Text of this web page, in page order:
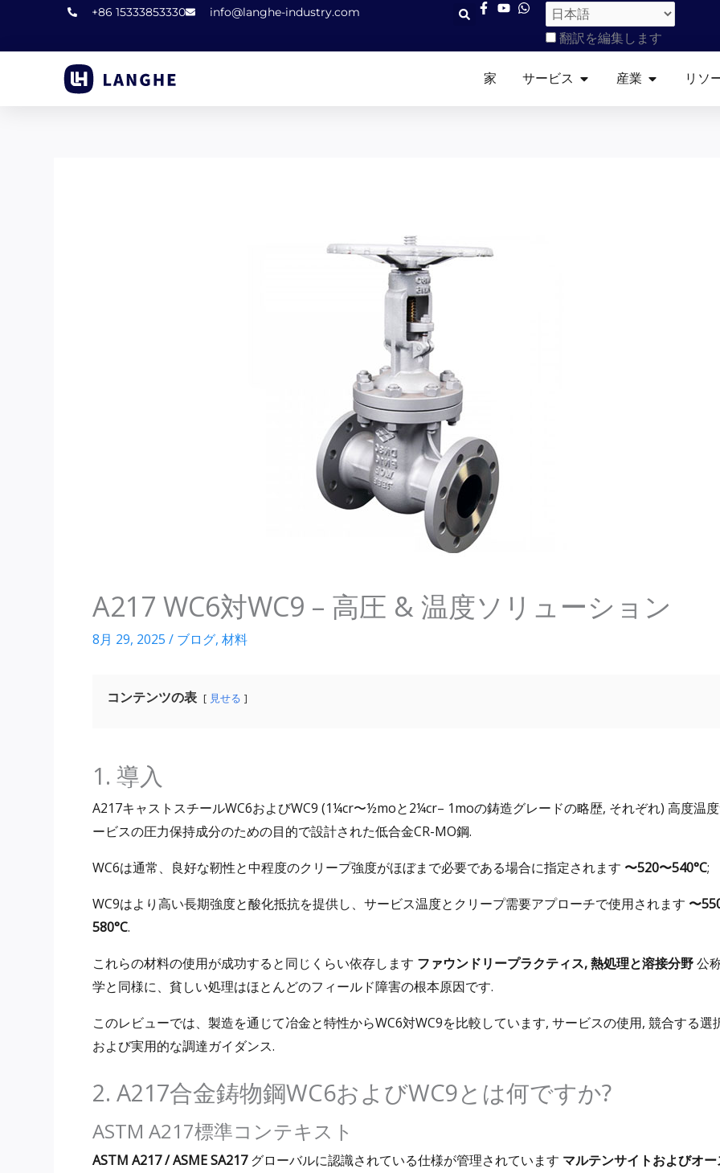
テ
+86 15333853330 info@langhe-industry.com
翻訳を編集します
家 サービス 開ける サービス
産業 開ける 産業
リソ
A217 WC6対WC9 – 高圧 & 温度ソリューション
8月 29, 2025 / ブログ, 材料
コンテンツの表 見せる
1. 導入
A217キャストスチールWC6およびWC9 (1¼cr〜½moと2¼cr– 1moの鋳造グレードの略歴, それぞれ) 高度温
ービスの圧力保持成分のための目的で設計された低合金CR-MO鋼.
WC6は通常、良好な靭性と中程度のクリープ強度がほぼまで必要である場合に指定されます 〜520〜540°C;
WC9はより高い長期強度と酸化抵抗を提供し、サービス温度とクリープ需要アプローチで使用されます 〜
580°C.
これらの材料の使用が成功すると同じくらい依存します ファウンドリープラクティス, 熱処理と溶接分野公
学と同様に、貧しい処理はほとんどのフィールド障害の根本原因です.
このレビューでは、製造を通じて冶金と特性からWC6対WC9を比較しています, サービスの使用, 競合する選
および実用的な調達ガイダンス.
2. A217合金鋳物鋼WC6およびWC9とは何ですか?
ASTM A217標準コンテキスト
ASTM A217 / ASME SA217グローバルに認識されている仕様が管理されています マルテンサイトおよびオ